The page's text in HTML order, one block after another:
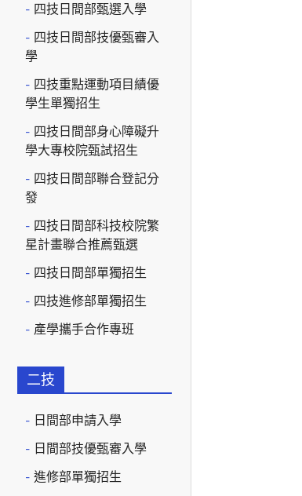
四技日間部甄選入學
四技日間部技優甄審入
學
四技重點運動項目績優
學生單獨招生
四技日間部身心障礙升
學大專校院甄試招生
四技日間部聯合登記分
發
四技日間部科技校院繁
星計畫聯合推薦甄選
四技日間部單獨招生
四技進修部單獨招生
產學攜手合作專班
二技
日間部申請入學
日間部技優甄審入學
進修部單獨招生